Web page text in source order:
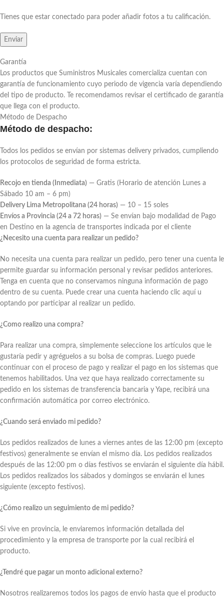
Tienes que estar conectado para poder añadir fotos a tu calificación.
Garantía
Los productos que Suministros Musicales comercializa cuentan con
garantía de funcionamiento cuyo periodo de vigencia varía dependiendo
del tipo de producto. Te recomendamos revisar el certificado de garantía
que llega con el producto.
Método de Despacho
Método de despacho:
Todos los pedidos se envían por sistemas delivery privados, cumpliendo
los protocolos de seguridad de forma estricta.
Recojo en tienda (Inmediata) — Gratis (Horario de atención Lunes a
Sábado 10 am – 6 pm)
Delivery Lima Metropolitana (24 horas) — 10 – 15 soles
Envíos a Provincia (24 a 72 horas) — Se envían bajo modalidad de Pago
en Destino en la agencia de transportes indicada por el cliente
¿Necesito una cuenta para realizar un pedido?
No necesita una cuenta para realizar un pedido, pero tener una cuenta le
permite guardar su información personal y revisar pedidos anteriores.
Tenga en cuenta que no conservamos ninguna información de pago
dentro de su cuenta. Puede crear una cuenta haciendo clic aquí u
optando por participar al realizar un pedido.
¿Como realizo una compra?
Para realizar una compra, simplemente seleccione los artículos que le
gustaría pedir y agréguelos a su bolsa de compras. Luego puede
continuar con el proceso de pago y realizar el pago en los sistemas que
tenemos habilitados. Una vez que haya realizado correctamente su
pedido en los sistemas de transferencia bancaria y Yape, recibirá una
confirmación automática por correo electrónico.
¿Cuando será enviado mi pedido?
Los pedidos realizados de lunes a viernes antes de las 12:00 pm (excepto
festivos) generalmente se envían el mismo día. Los pedidos realizados
después de las 12:00 pm o días festivos se enviarán el siguiente día hábil.
Los pedidos realizados los sábados y domingos se enviarán el lunes
siguiente (excepto festivos).
¿Cómo realizo un seguimiento de mi pedido?
Si vive en provincia, le enviaremos información detallada del
procedimiento y la empresa de transporte por la cual recibirá el
producto.
¿Tendré que pagar un monto adicional externo?
Nosotros realizaremos todos los pagos de envío hasta que el producto